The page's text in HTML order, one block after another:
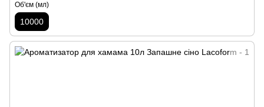
Об'єм (мл)
10000